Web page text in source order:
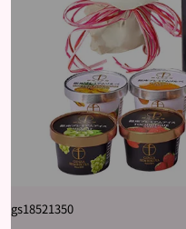
gs18521350